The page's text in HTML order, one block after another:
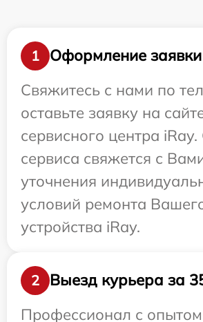
1
Оформление заявки
Свяжитесь с нами по
оставьте заявку на
сервисного центра
сервиса свяжется с
уточнения
условий ремонта
устройства iRay.
2
Выезд курьера за
Профессионал с